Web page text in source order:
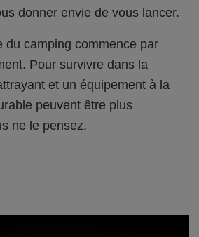
donner envie de vous lancer.
du camping commence par
Pour survivre dans la
et un équipement à la
peuvent être plus
ne le pensez.